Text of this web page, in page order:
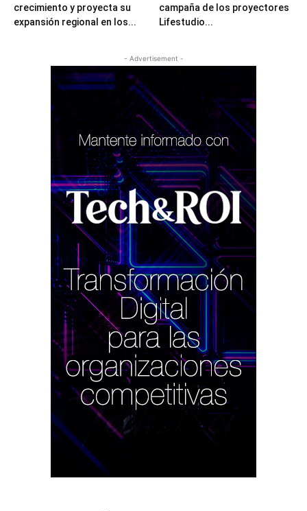
crecimiento y proyecta su
expansión regional en los...
campaña de los proyectores
Lifestudio...
- Advertisement -